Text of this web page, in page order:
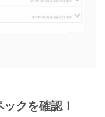
クを確認！